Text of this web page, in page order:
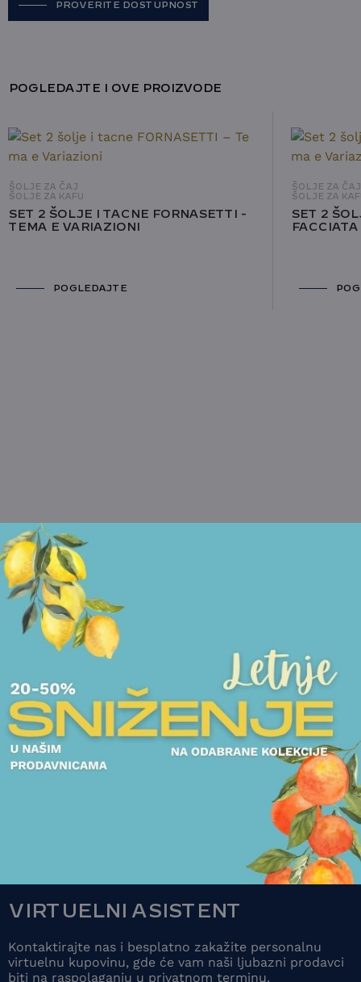
PROVERITE DOSTUPNOST
POGLEDAJTE I OVE PROIZVODE
ŠOLJE ZA ČAJ
ŠOLJE ZA KAFU
SET 2 ŠOLJE I TACNE FORNASETTI -
TEMA E VARIAZIONI
POGLEDAJTE
ŠOLJE ZA ČAJ
ŠOLJE ZA
SET 2
FACCIATA
POGLEDAJTE I DRUGE PROIZVODE OVOG BRENDA
NOVO
TACNE
TACNA BERNARDAUD -
BRAQUENIE
49.613,00 RSD
TACNE
TACNA
BRAQUENIE
18.900,00RSD
VIRTUELNI ASISTENT
Kontaktirajte nas i besplatno zakažite personalnu
virtuelnu kupovinu, gde će vam naši ljubazni prodavci
biti na raspolaganju u privatnom terminu.